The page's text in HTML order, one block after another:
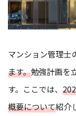
マンション管理士
ます。勉強計画を
す。ここでは、
概要について紹介